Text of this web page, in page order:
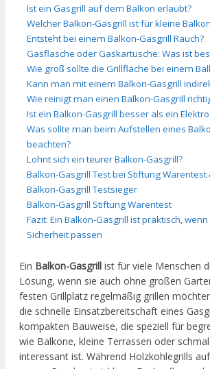
Ist ein Gasgrill auf dem Balkon erlaubt?
Welcher Balkon-Gasgrill ist für kleine
Entsteht bei einem Balkon-Gasgrill Rauch?
Gasflasche oder Gaskartusche: Was ist
Wie groß sollte die Grillfläche bei einem
Kann man mit einem Balkon-Gasgrill
Wie reinigt man einen Balkon-Gasgrill
Ist ein Balkon-Gasgrill besser als ein
Was sollte man beim Aufstellen eines
beachten?
Lohnt sich ein teurer Balkon-Gasgrill?
Balkon-Gasgrill Test bei Stiftung Warentest
Balkon-Gasgrill Testsieger
Balkon-Gasgrill Stiftung Warentest
Fazit: Ein Balkon-Gasgrill ist praktisch,
Sicherheit passen
Ein Balkon-Gasgrill ist für viele Menschen
Lösung, wenn sie auch ohne großen
festen Grillplatz regelmäßig grillen
die schnelle Einsatzbereitschaft eines
kompakten Bauweise, die speziell für
wie Balkone, kleine Terrassen oder
interessant ist. Während Holzkohlegrills